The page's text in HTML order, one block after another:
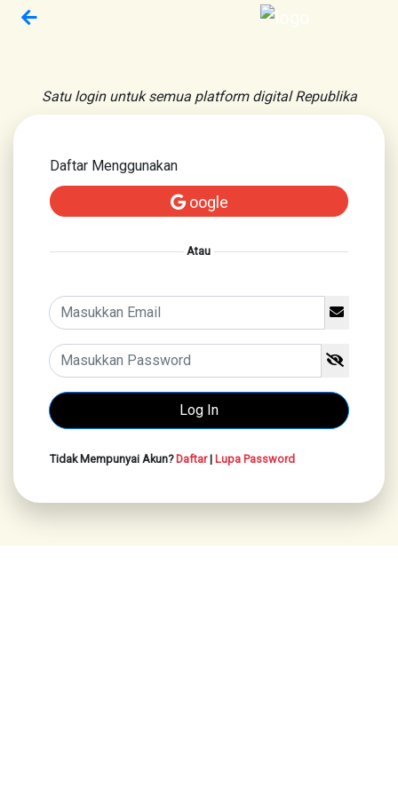
Satu login untuk semua platform digital Republika
Daftar Menggunakan
oogle
Atau
Tidak Mempunyai Akun?Daftar| Lupa Password